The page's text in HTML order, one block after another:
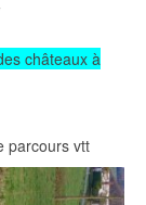
châteaux à
parcours vtt